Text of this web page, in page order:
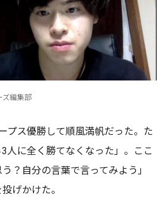
ズ編集部
プス優勝して順風満帆だった。た
人に全く勝てなくなった」。ここ
？自分の言葉で言ってみよう」
げかけた。